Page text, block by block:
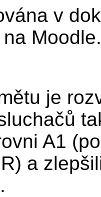
v
Moodle.
je
A1
a